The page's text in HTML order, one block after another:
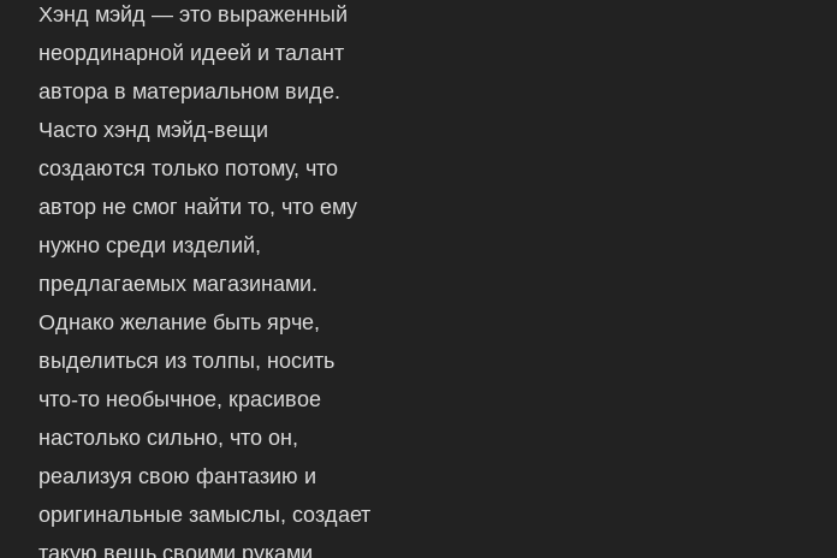
Хэнд мэйд — это выраженный
неординарной идеей и талант
автора в материальном виде.
Часто хэнд мэйд-вещи
создаются только потому, что
автор не смог найти то, что ему
нужно среди изделий,
предлагаемых магазинами.
Однако желание быть ярче,
выделиться из толпы, носить
что-то необычное, красивое
настолько сильно, что он,
реализуя свою фантазию и
оригинальные замыслы, создает
такую вещь своими руками.